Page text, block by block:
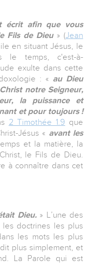
écrit afin que vous
Fils de Dieu » (Jean
en situant Jésus, le
le temps, c'est-à-
exulte dans cette
: « au Dieu
notre Seigneur,
la puissance et
et pour toujours !
2 Timothée 1.9 que
Jésus « avant les
et la matière, la
le Fils de Dieu.
à connaître dans cet
Dieu.» L’une des
doctrines les plus
les mots les plus
plus simplement, et
La Parole qui est